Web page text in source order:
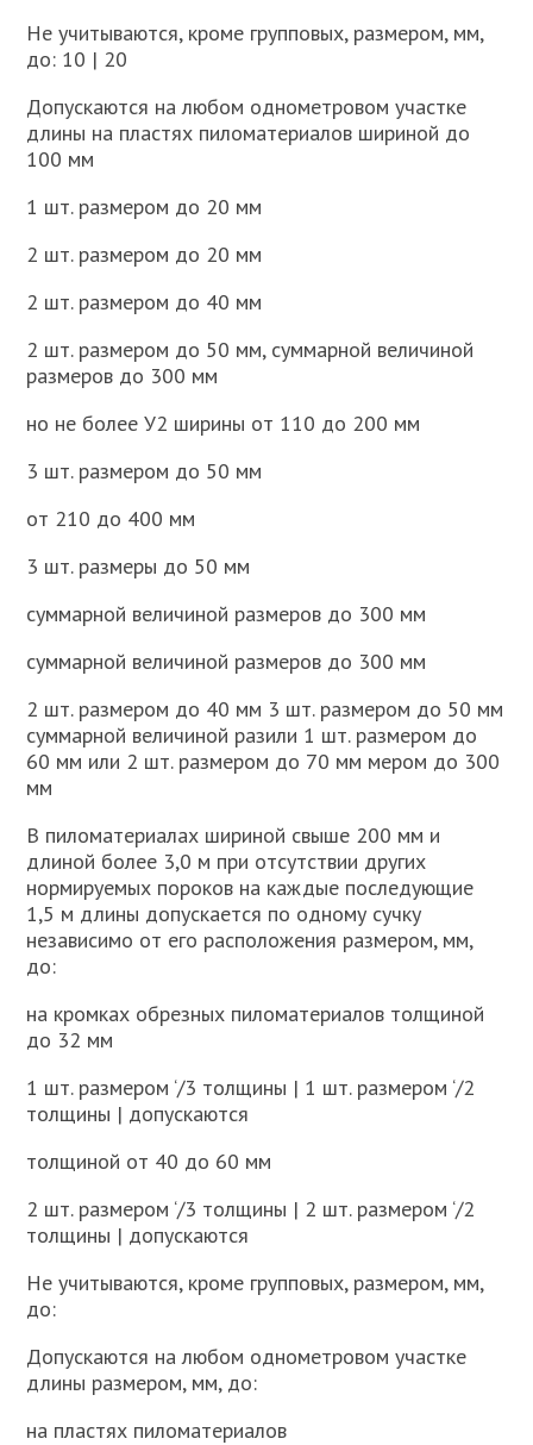
Не учитываются, кроме групповых, размером, мм,
до: 10 | 20
Допускаются на любом однометровом участке
длины на пластях пиломатериалов шириной до
100 мм
1 шт. размером до 20 мм
2 шт. размером до 20 мм
2 шт. размером до 40 мм
2 шт. размером до 50 мм, суммарной величиной
размеров до 300 мм
но не более У2 ширины от 110 до 200 мм
3 шт. размером до 50 мм
от 210 до 400 мм
3 шт. размеры до 50 мм
суммарной величиной размеров до 300 мм
суммарной величиной размеров до 300 мм
2 шт. размером до 40 мм 3 шт. размером до 50 мм
суммарной величиной разили 1 шт. размером до
60 мм или 2 шт. размером до 70 мм мером до 300
мм
В пиломатериалах шириной свыше 200 мм и
длиной более 3,0 м при отсутствии других
нормируемых пороков на каждые последующие
1,5 м длины допускается по одному сучку
независимо от его расположения размером, мм,
до:
на кромках обрезных пиломатериалов толщиной
до 32 мм
1 шт. размером ‘/3 толщины | 1 шт. размером ‘/2
толщины | допускаются
толщиной от 40 до 60 мм
2 шт. размером ‘/3 толщины | 2 шт. размером ‘/2
толщины | допускаются
Не учитываются, кроме групповых, размером, мм,
до:
Допускаются на любом однометровом участке
длины размером, мм, до:
на пластях пиломатериалов